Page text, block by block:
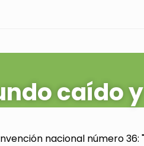
caído
nacional número 36: